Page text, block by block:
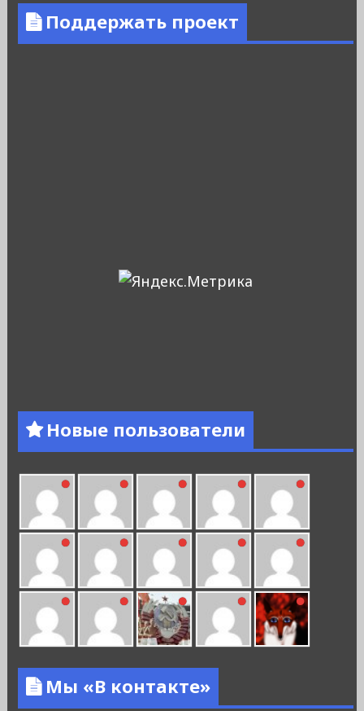
Поддержать проект
Новые пользователи
Мы «В контакте»